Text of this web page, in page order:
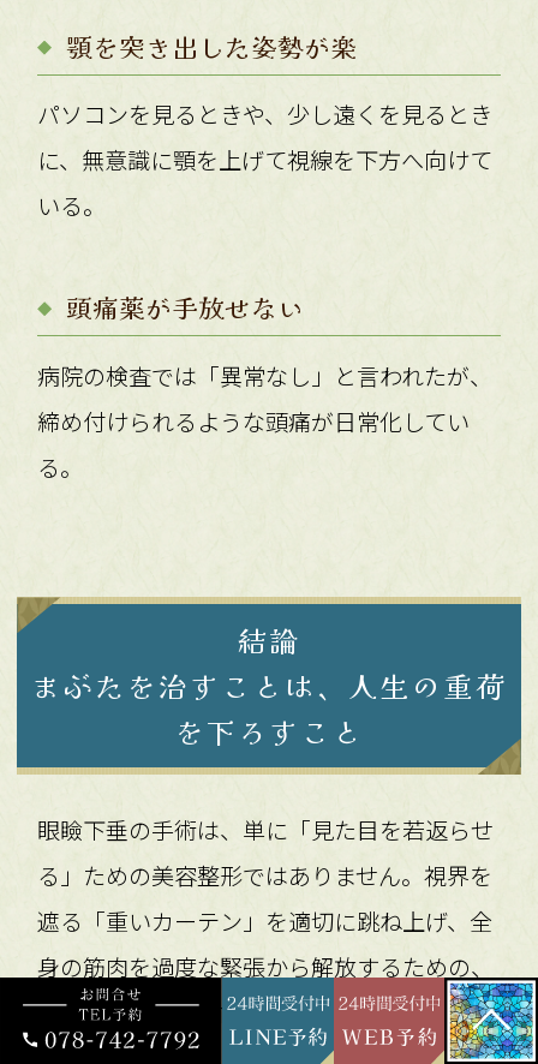
顎を突き出した姿勢が楽
パソコンを見るときや、少し遠くを見るとき
に、無意識に顎を上げて視線を下方へ向けて
いる。
頭痛薬が手放せない
病院の検査では「異常なし」と言われたが、
締め付けられるような頭痛が日常化してい
る。
結論
まぶたを治すことは、人生の重荷
を下ろすこと
眼瞼下垂の手術は、単に「見た目を若返らせ
る」ための美容整形ではありません。視界を
遮る「重いカーテン」を適切に跳ね上げ、全
身の筋肉を過度な緊張から解放するための、
極めて有効な「機能再建手術」です。